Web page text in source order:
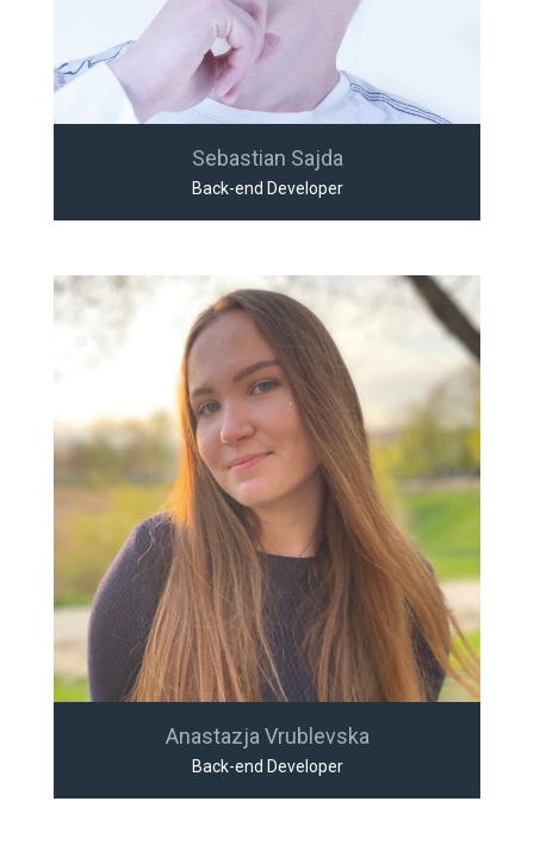
Sebastian Sajda
Back-end Developer
Anastazja Vrublevska
Back-end Developer